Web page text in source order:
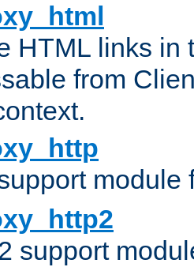
HTML links in
from
module
support